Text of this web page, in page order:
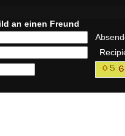
an einen Freund